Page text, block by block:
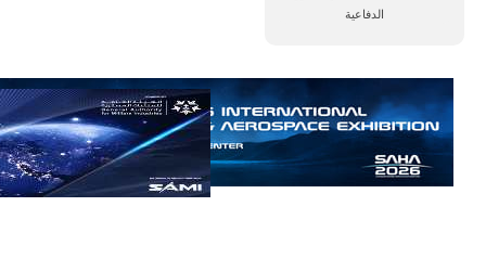
الدفاعية
العصابات في
مالي.
مع تصاعد حدة
الحرب الجوية
الروسية في
مالي رُصدت